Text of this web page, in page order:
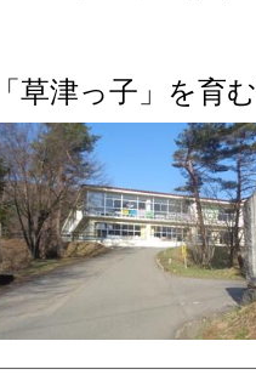
草津っ子」を育む